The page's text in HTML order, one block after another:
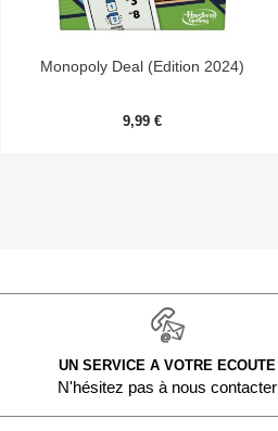
Aperçu rapide
Monopoly Deal (Edition 2024)
9,99 €
UN SERVICE A VOTRE ECOUTE
N'hésitez pas à nous contacter